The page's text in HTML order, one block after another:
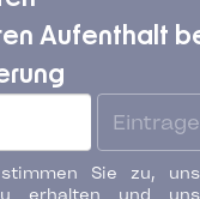
Aufenthalt
Sie zu,